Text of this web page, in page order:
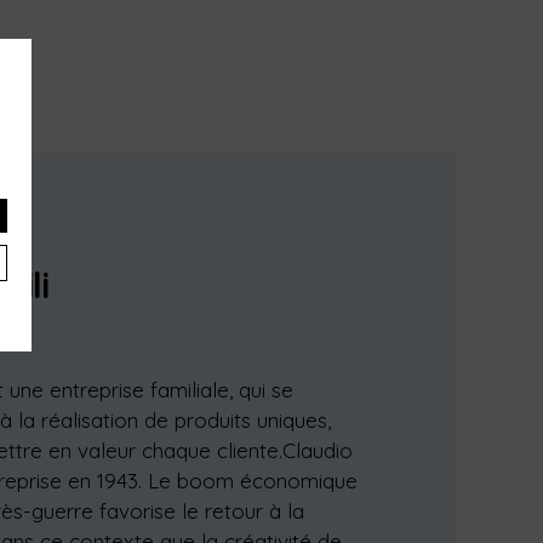
entreprise familiale, qui se
la réalisation de produits uniques,
en valeur chaque cliente.Claudio
en 1943. Le boom économique
guerre favorise le retour à la